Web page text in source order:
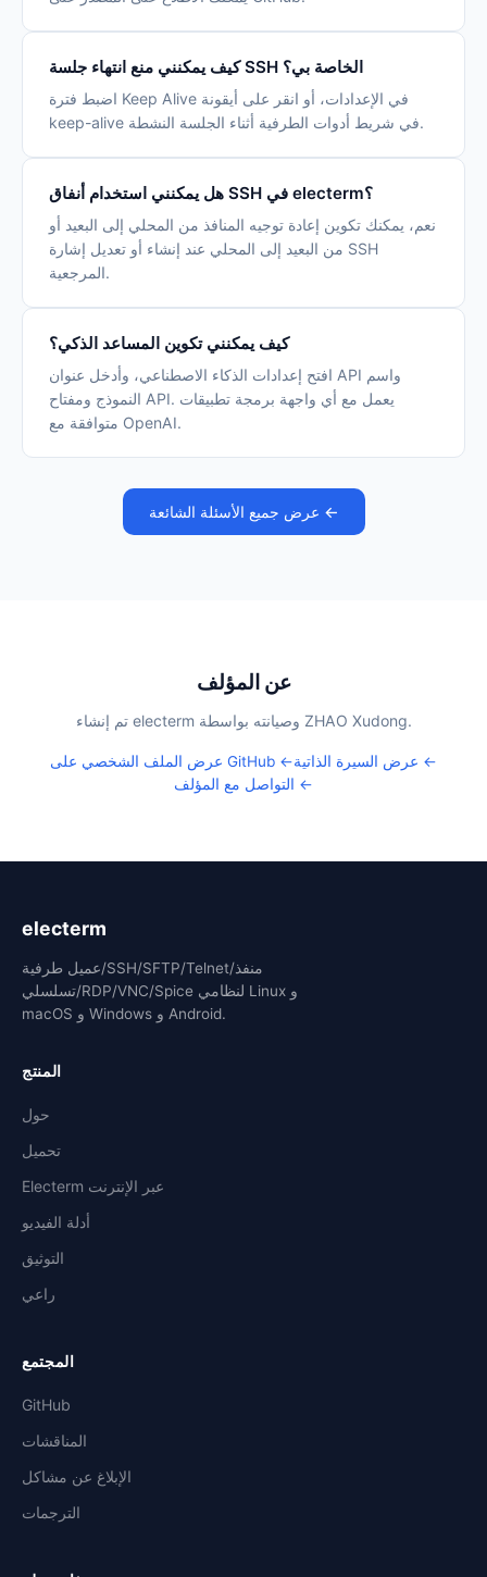
كيف يمكنني منع انتهاء جلسة SSH الخاصة بي؟
اضبط فترة Keep Alive في الإعدادات، أو انقر على أيقونة
keep-alive في شريط أدوات الطرفية أثناء الجلسة النشطة.
هل يمكنني استخدام أنفاق SSH في electerm؟
نعم، يمكنك تكوين إعادة توجيه المنافذ من المحلي إلى البعيد أو
من البعيد إلى المحلي عند إنشاء أو تعديل إشارة SSH
المرجعية.
كيف يمكنني تكوين المساعد الذكي؟
افتح إعدادات الذكاء الاصطناعي، وأدخل عنوان API واسم
النموذج ومفتاح API. يعمل مع أي واجهة برمجة تطبيقات
متوافقة مع OpenAI.
عرض جميع الأسئلة الشائعة ←
عن المؤلف
تم إنشاء electerm وصيانته بواسطة ZHAO Xudong.
عرض الملف الشخصي على GitHub ←
عرض السيرة الذاتية ←
التواصل مع المؤلف ←
electerm
عميل طرفية/SSH/SFTP/Telnet/منفذ
تسلسلي/RDP/VNC/Spice لنظامي Linux و
macOS و Windows و Android.
المنتج
حول
تحميل
Electerm عبر الإنترنت
أدلة الفيديو
التوثيق
راعي
المجتمع
GitHub
المناقشات
الإبلاغ عن مشاكل
الترجمات